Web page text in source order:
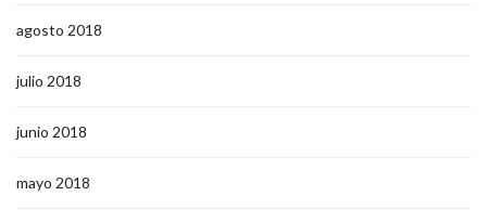
agosto 2018
julio 2018
junio 2018
mayo 2018